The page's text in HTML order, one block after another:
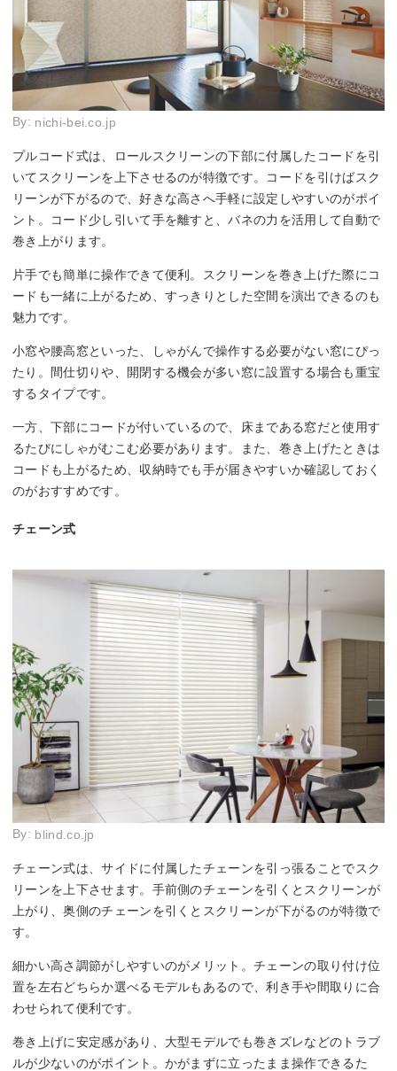
By: nichi-bei.co.jp
プルコード式は、ロールスクリーンの下部に付属したコードを引
いてスクリーンを上下させるのが特徴です。コードを引けばスク
リーンが下がるので、好きな高さへ手軽に設定しやすいのがポイ
ント。コード少し引いて手を離すと、バネの力を活用して自動で
巻き上がります。
片手でも簡単に操作できて便利。スクリーンを巻き上げた際にコ
ードも一緒に上がるため、すっきりとした空間を演出できるのも
魅力です。
小窓や腰高窓といった、しゃがんで操作する必要がない窓にぴっ
たり。間仕切りや、開閉する機会が多い窓に設置する場合も重宝
するタイプです。
一方、下部にコードが付いているので、床まである窓だと使用す
るたびにしゃがむこむ必要があります。また、巻き上げたときは
コードも上がるため、収納時でも手が届きやすいか確認しておく
のがおすすめです。
チェーン式
By: blind.co.jp
チェーン式は、サイドに付属したチェーンを引っ張ることでスク
リーンを上下させます。手前側のチェーンを引くとスクリーンが
上がり、奥側のチェーンを引くとスクリーンが下がるのが特徴で
す。
細かい高さ調節がしやすいのがメリット。チェーンの取り付け位
置を左右どちらか選べるモデルもあるので、利き手や間取りに合
わせられて便利です。
巻き上げに安定感があり、大型モデルでも巻きズレなどのトラブ
ルが少ないのがポイント。かがまずに立ったまま操作できるた